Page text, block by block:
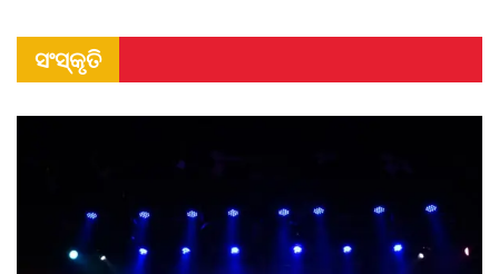
ସଂସ୍କୃତି